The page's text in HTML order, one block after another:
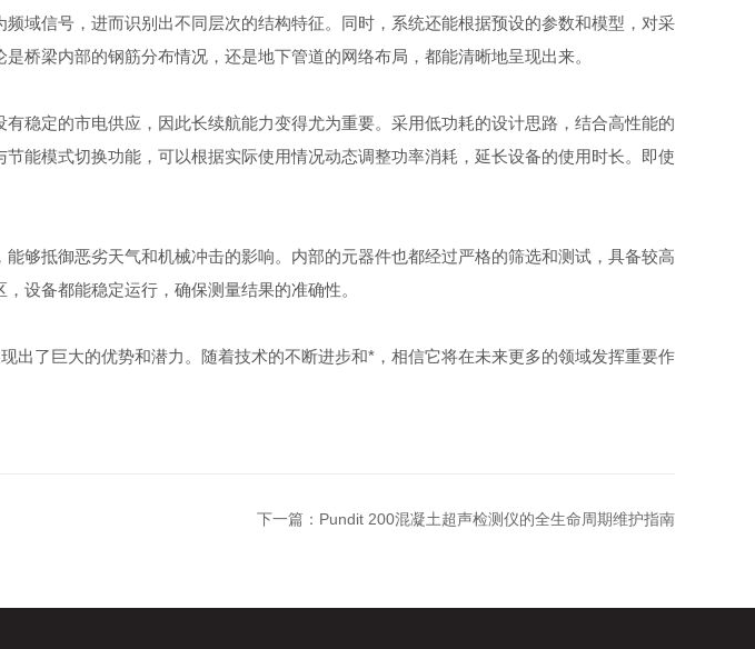
域信号，进而识别出不同层次的结构特征。同时，系统还能根据预设的参数和模型，对采
桥梁内部的钢筋分布情况，还是地下管道的网络布局，都能清晰地呈现出来。
定的市电供应，因此长续航能力变得尤为重要。采用低功耗的设计思路，结合高性能的
能模式切换功能，可以根据实际使用情况动态调整功率消耗，延长设备的使用时长。即使
抵御恶劣天气和机械冲击的影响。内部的元器件也都经过严格的筛选和测试，具备较高
设备都能稳定运行，确保测量结果的准确性。
了巨大的优势和潜力。随着技术的不断进步和*，相信它将在未来更多的领域发挥重要作
下一篇： Pundit 200混凝土超声检测仪的全生命周期维护指南